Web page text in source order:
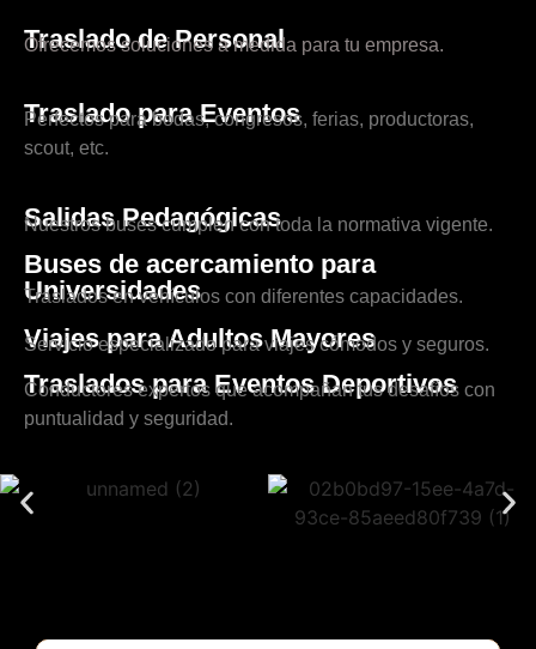
Traslado de Personal
Ofrecemos soluciones a medida para tu empresa.
Traslado para Eventos
Perfectos para bodas, congresos, ferias, productoras,
scout, etc.
Salidas Pedagógicas
Nuestros buses cumplen con toda la normativa vigente.
Buses de acercamiento para
Universidades
Traslados en vehículos con diferentes capacidades.
Viajes para Adultos Mayores
Servicio especializado para viajes cómodos y seguros.
Traslados para Eventos Deportivos
Conductores expertos que acompañan tus desafíos con
puntualidad y seguridad.